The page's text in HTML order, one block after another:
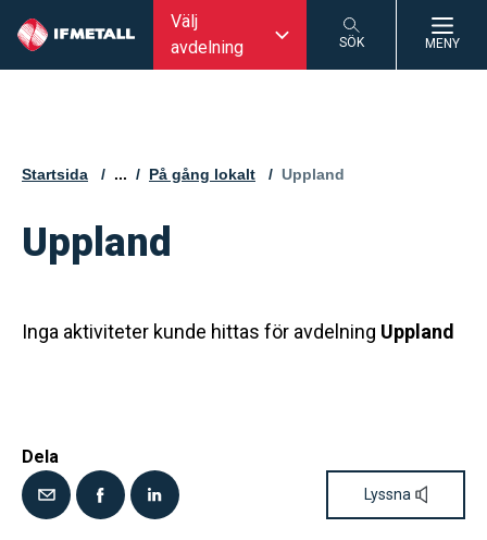
Välj
avdelning
SÖK MENY
Startsida ... På gång lokalt Aktuell sida:
Uppland
Uppland
Inga aktiviteter kunde hittas för avdelning Uppland
Dela
Lyssna